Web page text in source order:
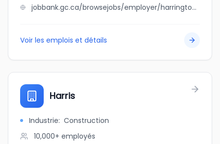
jobbank.gc.ca/browsejobs/employer/harrington%27s+vw+%2F+audi/ca
Voir les emplois et détails
Harris
Industrie: Construction
10,000+ employés